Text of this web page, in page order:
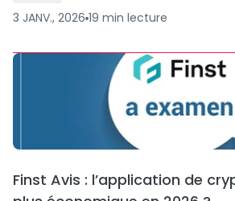
3 JANV., 2026 19 min lecture
Finst Avis : l’application de